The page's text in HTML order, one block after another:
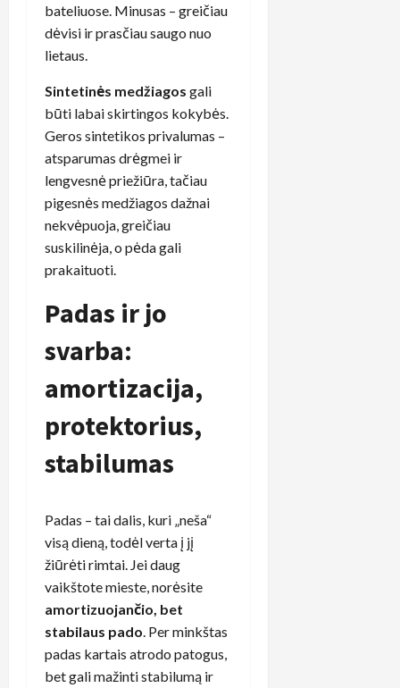
bateliuose. Minusas – greičiau
dėvisi ir prasčiau saugo nuo
lietaus.
Sintetinės medžiagos gali
būti labai skirtingos kokybės.
Geros sintetikos privalumas –
atsparumas drėgmei ir
lengvesnė priežiūra, tačiau
pigesnės medžiagos dažnai
nekvėpuoja, greičiau
suskilinėja, o pėda gali
prakaituoti.
Padas ir jo
svarba:
amortizacija,
protektorius,
stabilumas
Padas – tai dalis, kuri „neša“
visą dieną, todėl verta į jį
žiūrėti rimtai. Jei daug
vaikštote mieste, norėsite
amortizuojančio, bet
stabilaus pado . Per minkštas
padas kartais atrodo patogus,
bet gali mažinti stabilumą ir